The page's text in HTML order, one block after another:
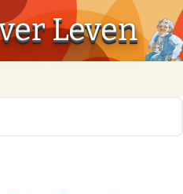
Leven